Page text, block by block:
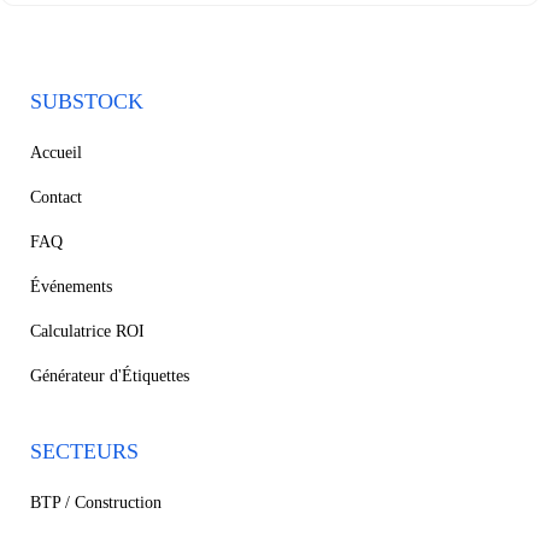
SUBSTOCK
Accueil
Contact
FAQ
Événements
Calculatrice ROI
Générateur d'Étiquettes
SECTEURS
BTP / Construction